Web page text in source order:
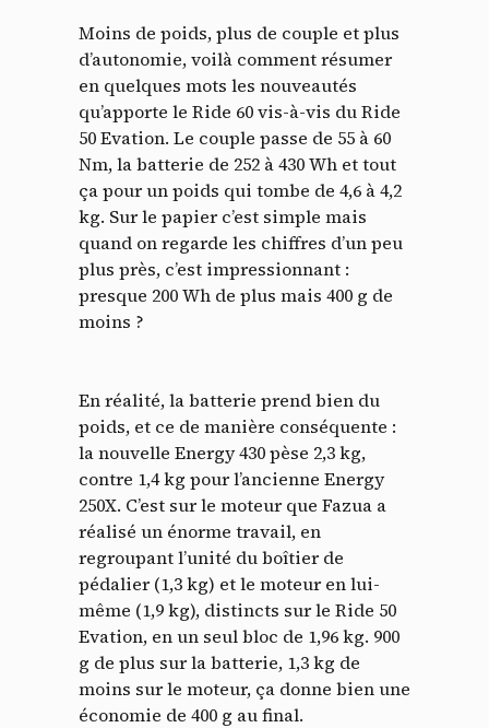
Moins de poids, plus de couple et plus
d’autonomie, voilà comment résumer
en quelques mots les nouveautés
qu’apporte le Ride 60 vis-à-vis du Ride
50 Evation. Le couple passe de 55 à 60
Nm, la batterie de 252 à 430 Wh et tout
ça pour un poids qui tombe de 4,6 à 4,2
kg. Sur le papier c’est simple mais
quand on regarde les chiffres d’un peu
plus près, c’est impressionnant :
presque 200 Wh de plus mais 400 g de
moins ?
En réalité, la batterie prend bien du
poids, et ce de manière conséquente :
la nouvelle Energy 430 pèse 2,3 kg,
contre 1,4 kg pour l’ancienne Energy
250X. C’est sur le moteur que Fazua a
réalisé un énorme travail, en
regroupant l’unité du boîtier de
pédalier (1,3 kg) et le moteur en lui-
même (1,9 kg), distincts sur le Ride 50
Evation, en un seul bloc de 1,96 kg. 900
g de plus sur la batterie, 1,3 kg de
moins sur le moteur, ça donne bien une
économie de 400 g au final.